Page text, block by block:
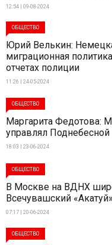
12:54 | 09-08-2024
ОБЩЕСТВО
Юрий Велькин:
миграционная
отчетах полиции
11:26 | 24-05-2024
ОБЩЕСТВО
Маргарита Федотова:
управлял Поднебесной
18:03 | 23-06-2024
ОБЩЕСТВО
В Москве на ВДНХ
Всечувашский «Акатуй»
07:17 | 20-06-2024
ОБЩЕСТВО